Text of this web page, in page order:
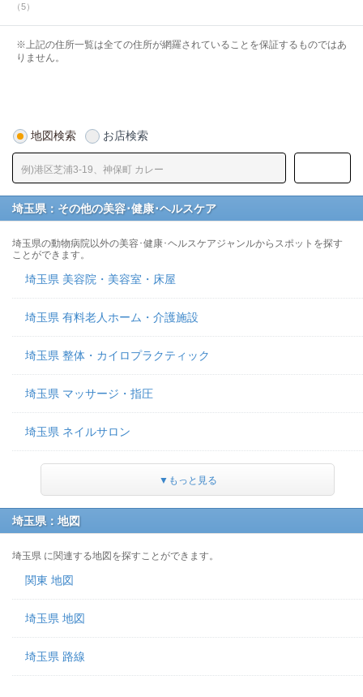
（5）
※上記の住所一覧は全ての住所が網羅されていることを保証するものではあ
りません。
地図検索 お店検索
埼玉県：その他の美容･健康･ヘルスケア
埼玉県の動物病院以外の美容･健康･ヘルスケアジャンルからスポットを探す
ことができます。
埼玉県 美容院・美容室・床屋
埼玉県 有料老人ホーム・介護施設
埼玉県 整体・カイロプラクティック
埼玉県 マッサージ・指圧
埼玉県 ネイルサロン
▼もっと見る
埼玉県：地図
埼玉県 に関連する地図を探すことができます。
関東 地図
埼玉県 地図
埼玉県 路線